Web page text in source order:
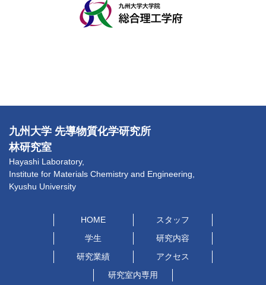
九州大学 先導物質化学研究所
林研究室
Hayashi Laboratory,
Institute for Materials Chemistry and Engineering,
Kyushu University
HOME
スタッフ
学生
研究内容
研究業績
アクセス
研究室内専用